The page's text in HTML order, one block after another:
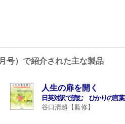
号）で紹介された主な製品
人生の扉を開く
日英対訳で読む ひかりの言葉
谷口清超【監修】